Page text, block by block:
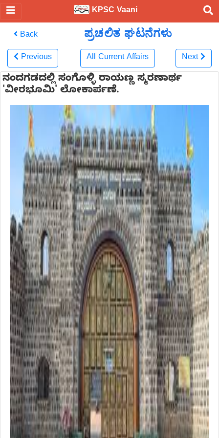
KPSC Vaani
Back ಪ್ರಚಲಿತ ಘಟನೆಗಳು
Previous All Current Affairs Next
ನಂದಗಡದಲ್ಲಿ ಸಂಗೊಳ್ಳಿ ರಾಯಣ್ಣ ಸ್ಮರಣಾರ್ಥ
'ವೀರಭೂಮಿ' ಲೋಕಾರ್ಪಣೆ.